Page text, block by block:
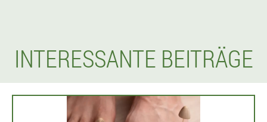
INTERESSANTE BEITRÄGE